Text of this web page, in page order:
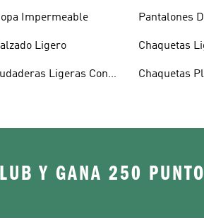
Impermeable
Ligero
Ligeras Con
Pantalones
Chaquetas
Chaquetas
Y GANA 250